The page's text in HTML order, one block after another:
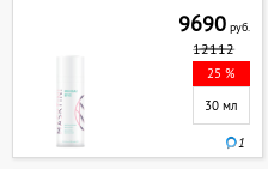
9690руб.
12112
25 %
30 мл
1